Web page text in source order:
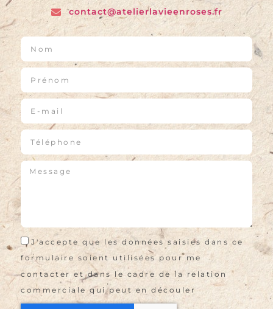
contact@atelierlavieenroses.fr
J'accepte que les données saisies dans ce
formulaire soient utilisées pour me
contacter et dans le cadre de la relation
commerciale qui peut en découler